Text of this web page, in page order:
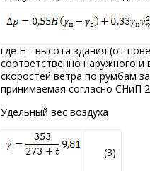
где Н - высота здания (от
соответственно наружного и
скоростей ветра по румбам
принимаемая согласно СНиП
Удельный вес воздуха
(3)